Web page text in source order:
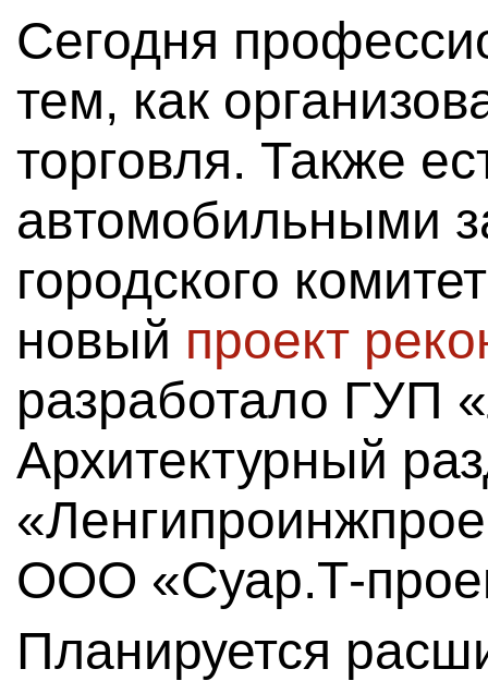
Сегодня
тем, как
торговля. Также
автомобильными
городского
новый проект
разработало ГУП
Архитектурный
ООО «Суар.Т-
Планируется